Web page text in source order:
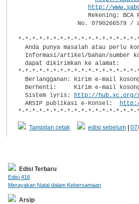
http://
Rekening: BCA
No. 0790266579 /
*-*-*-*-*-*-*-*-*-*-*-*-*-*-*-*-
Anda punya masalah atau perlu
Informasi/artikel/bahan/sumber
dapat dikirimkan ke alamat:
*-*-*-*-*-*-*-*-*-*-*-*-*-*-*-*-
Berlangganan: Kirim e-mail
Berhenti:     Kirim e-mail
  Sistem lyris:
http://
  ARSIP publikasi e-Konsel:
*-*-*-*-*-*-*-*-*-*-*-*-*-*-*-*-
Tampilan cetak edisi sebelum |07/
Edisi Terbaru
Edisi 416
Merayakan Natal dalam Kebersamaan
Arsip